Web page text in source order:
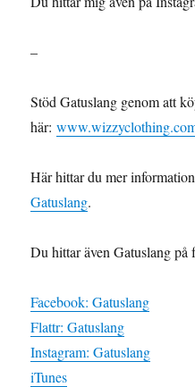
–
Stöd Gatuslang genom att
här:
Här hittar du mer
Gatuslang.
Du hittar även Gatuslang på
Facebook: Gatuslang
Flattr: Gatuslang
Instagram: Gatuslang
iTunes